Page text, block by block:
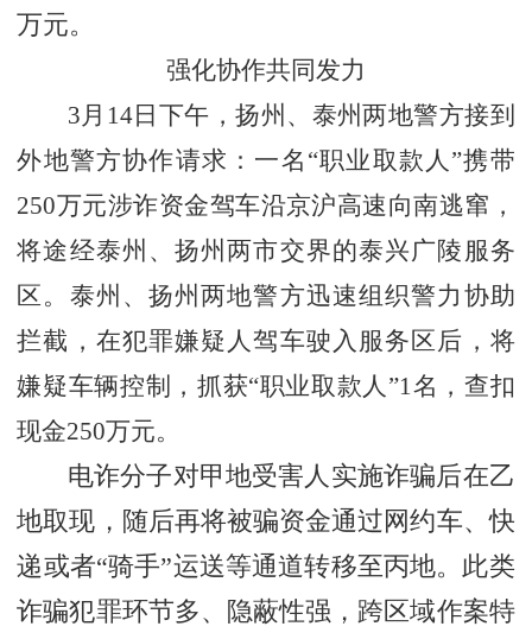
万元。
强化协作共同发力
3月14日下午，扬州、泰州两地警方接到
外地警方协作请求：一名“职业取款人”携带
250万元涉诈资金驾车沿京沪高速向南逃窜，
将途经泰州、扬州两市交界的泰兴广陵服务
区。泰州、扬州两地警方迅速组织警力协助
拦截，在犯罪嫌疑人驾车驶入服务区后，将
嫌疑车辆控制，抓获“职业取款人”1名，查扣
现金250万元。
电诈分子对甲地受害人实施诈骗后在乙
地取现，随后再将被骗资金通过网约车、快
递或者“骑手”运送等通道转移至丙地。此类
诈骗犯罪环节多、隐蔽性强，跨区域作案特